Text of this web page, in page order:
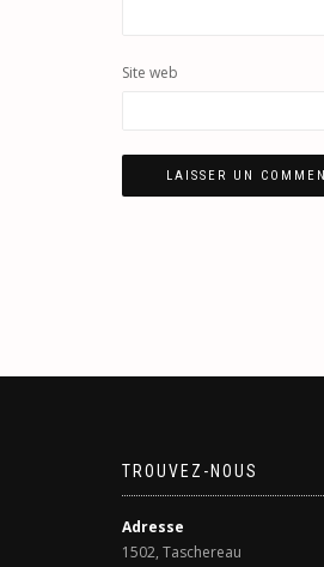
Site web
TROUVEZ-NOUS
Adresse
1502, Taschereau